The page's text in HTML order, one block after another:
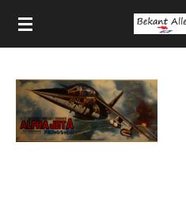
Ga
direct
hoofdinhoud